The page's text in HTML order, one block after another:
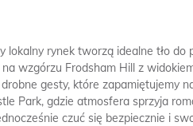
rynek tworzą idealne tło do
wzgórzu Frodsham Hill z
gesty, które zapamiętujemy
Park, gdzie atmosfera sprzyja
czuć się bezpiecznie i